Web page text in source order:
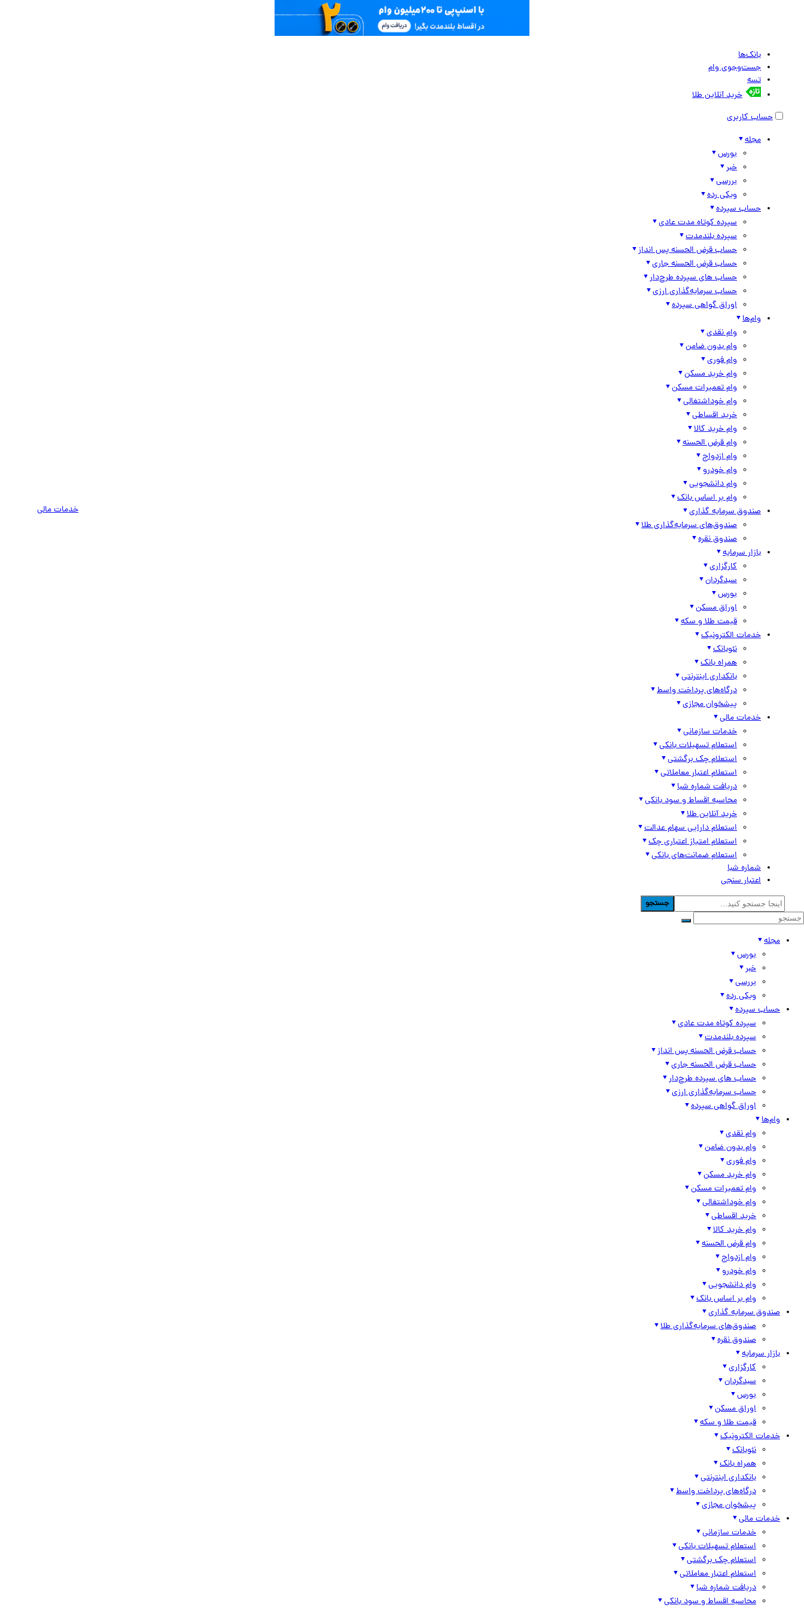
بانک‌ها
جست‌وجوی وام
تسه
خرید آنلاین طلا
حساب کاربری
مجله
بورس
خبر
بررسی
ویکی رده
حساب سپرده
سپرده کوتاه مدت عادی
سپرده بلندمدت
حساب قرض الحسنه پس انداز
حساب قرض الحسنه جاری
حساب های سپرده طرح‌دار
حساب سرمایه‌گذاری ارزی
اوراق گواهی سپرده
وام‌ها
وام نقدی
وام بدون ضامن
وام فوری
وام خرید مسکن
وام تعمیرات مسکن
وام خوداشتغالی
خرید اقساطی
وام خرید کالا
وام قرض الحسنه
وام ازدواج
وام خودرو
وام دانشجویی
وام بر اساس بانک
صندوق سرمایه گذاری
صندوق‌های سرمایه‌گذاری طلا
صندوق نقره
بازار سرمایه
کارگزاری
سبدگردان
بورس
اوراق مسکن
قیمت طلا و سکه
خدمات الکترونیک
نئوبانک
همراه بانک
بانکداری اینترنتی
درگاه‌های پرداخت واسط
پیشخوان مجازی
خدمات مالی
خدمات سازمانی
استعلام تسهیلات بانکی
استعلام چک برگشتی
استعلام اعتبار معاملاتی
دریافت شماره شبا
محاسبه اقساط و سود بانکی
خرید آنلاین طلا
استعلام دارایی سهام عدالت
استعلام امتیاز اعتباری چک
استعلام ضمانت‌های بانکی
شماره شبا
اعتبار سنجی
خدمات مالی
جستجو
مجله
بورس
خبر
بررسی
ویکی رده
حساب سپرده
سپرده کوتاه مدت عادی
سپرده بلندمدت
حساب قرض الحسنه پس انداز
حساب قرض الحسنه جاری
حساب های سپرده طرح‌دار
حساب سرمایه‌گذاری ارزی
اوراق گواهی سپرده
وام‌ها
وام نقدی
وام بدون ضامن
وام فوری
وام خرید مسکن
وام تعمیرات مسکن
وام خوداشتغالی
خرید اقساطی
وام خرید کالا
وام قرض الحسنه
وام ازدواج
وام خودرو
وام دانشجویی
وام بر اساس بانک
صندوق سرمایه گذاری
صندوق‌های سرمایه‌گذاری طلا
صندوق نقره
بازار سرمایه
کارگزاری
سبدگردان
بورس
اوراق مسکن
قیمت طلا و سکه
خدمات الکترونیک
نئوبانک
همراه بانک
بانکداری اینترنتی
درگاه‌های پرداخت واسط
پیشخوان مجازی
خدمات مالی
خدمات سازمانی
استعلام تسهیلات بانکی
استعلام چک برگشتی
استعلام اعتبار معاملاتی
دریافت شماره شبا
محاسبه اقساط و سود بانکی